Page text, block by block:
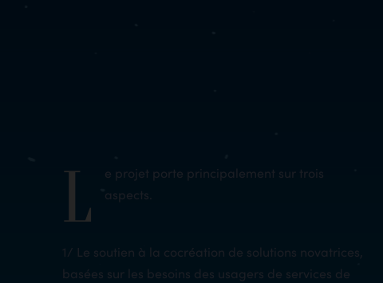
L
e projet porte principalement sur trois
aspects.
1/ Le soutien à la cocréation de solutions novatrices,
basées sur les besoins des usagers de services de